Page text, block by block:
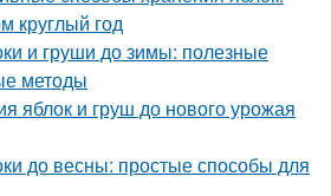
круглый год
и груши до зимы: полезные
методы
яблок и груш до нового урожая
до весны: простые способы для